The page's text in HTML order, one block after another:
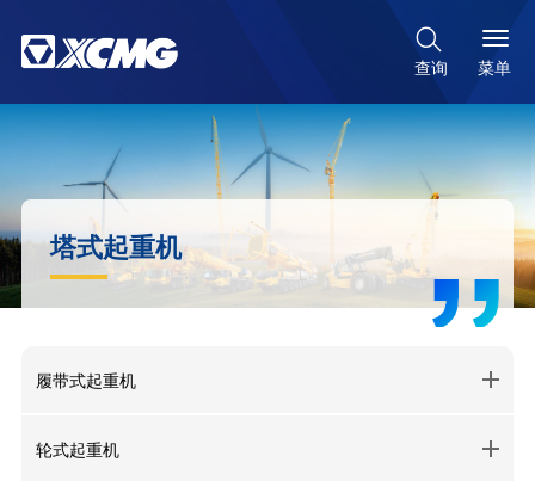

查询 菜单
塔式起重机
履带式起重机
轮式起重机